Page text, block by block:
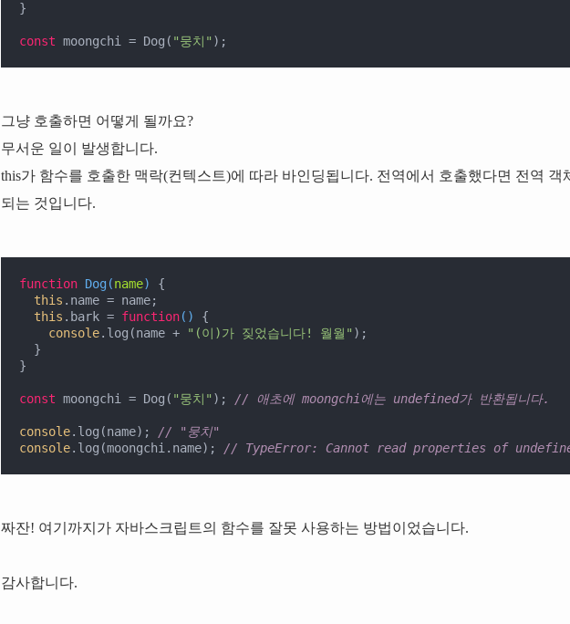
}
const moongchi = Dog( "뭉치" );
그냥 호출하면 어떻게 될까요?
무서운 일이 발생합니다.
this가 함수를 호출한 맥락(컨텍스트)에 따라 바인딩됩니다. 전역에서 호출했다면 전역 객
되는 것입니다.
function Dog (name) {
this .name = name;
this .bark = function( ) {
console.log(name + "(이)가 짖었습니다! 월월" );
  }
}
const moongchi = Dog( "뭉치" ); // 애초에 moongchi에는 undefined가 반환됩니다.
console.log(name); // "뭉치"
console.log(moongchi.name); // TypeError: Cannot read properties of
짜잔! 여기까지가 자바스크립트의 함수를 잘못 사용하는 방법이었습니다.
감사합니다.